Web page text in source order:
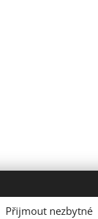
Přijmout nezbytné